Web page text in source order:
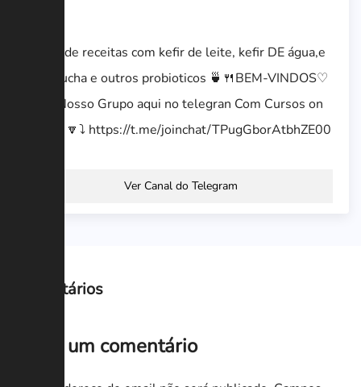
Canal de receitas com kefir de leite, kefir DE água,e
kombucha e outros probioticos 🍵🍴BEM-VINDOS♡
🍴🍵 Nosso Grupo aqui no telegran Com Cursos on
line ⏬🔽⤵ https://t.me/joinchat/TPugGborAtbhZE00
Ver Canal do Telegram
Comentários
Deixe um comentário